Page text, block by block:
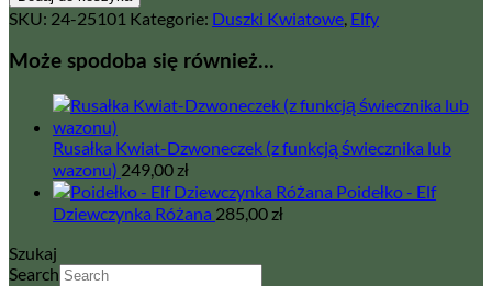
Kwiat-
(z
funkcją
świecznika
lub
wazonu)
SKU: 24-25101 Kategorie: Duszki Kwiatowe, Elfy
Może spodoba się również…
Rusałka Kwiat-Dzwoneczek (z funkcją świecznika lub
wazonu) 249,00 zł
Poidełko - Elf
Dziewczynka Różana 285,00 zł
Szukaj
Search